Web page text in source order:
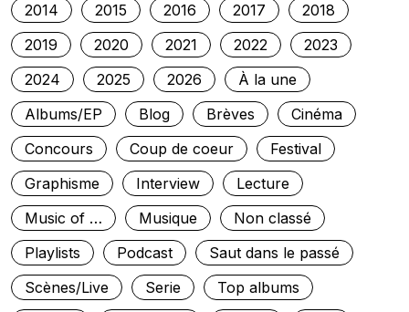
2014
2015 2016 2017
2018
2019
2020 2021 2022
2023
2024
2025 2026
À la une
Albums/EP
Blog Brèves
Cinéma
Concours
Coup de coeur
Festival
Graphisme
Interview
Lecture
Music of …
Musique
Non classé
Playlists
Podcast
Saut dans le passé
Scènes/Live
Serie
Top albums